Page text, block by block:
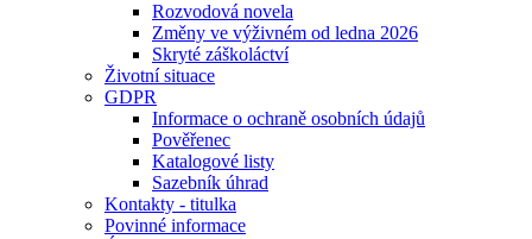
Rozvodová novela
Změny ve výživném od ledna 2026
Skryté záškoláctví
Životní situace
GDPR
Informace o ochraně osobních údajů
Pověřenec
Katalogové listy
Sazebník úhrad
Kontakty - titulka
Povinné informace